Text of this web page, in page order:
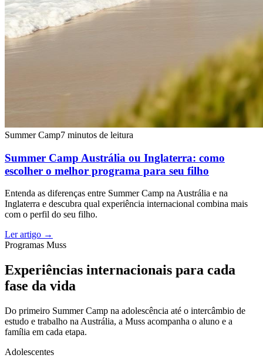
Summer Camp7 minutos de leitura
Summer Camp Austrália ou Inglaterra: como
escolher o melhor programa para seu filho
Entenda as diferenças entre Summer Camp na Austrália e na
Inglaterra e descubra qual experiência internacional combina mais
com o perfil do seu filho.
Ler artigo →
Programas Muss
Experiências internacionais para cada
fase da vida
Do primeiro Summer Camp na adolescência até o intercâmbio de
estudo e trabalho na Austrália, a Muss acompanha o aluno e a
família em cada etapa.
Adolescentes